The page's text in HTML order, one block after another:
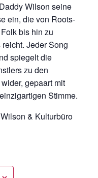
Wilson seine
ein, die von Roots-
bis hin zu
Jeder Song
spiegelt die
zu den
gepaart mit
Stimme.
& Kulturbüro